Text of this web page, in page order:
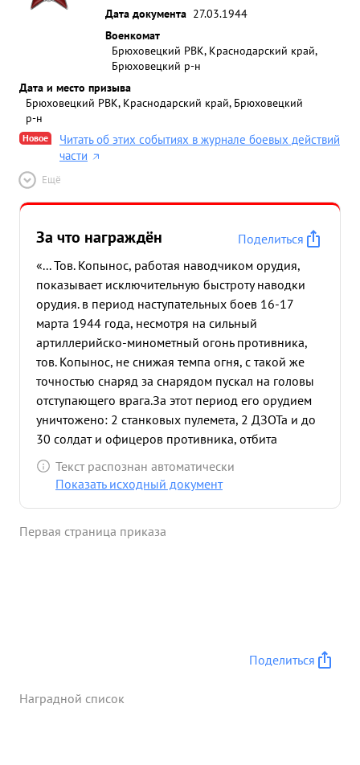
Дата документа 27.03.1944
Военкомат
Брюховецкий РВК, Краснодарский край,
Брюховецкий р-н
Дата и место призыва
Брюховецкий РВК, Краснодарский край, Брюховецкий
р-н
Новое
Читать об этих событиях в журнале боевых действий
части
Ещё
За что награждён
Поделиться
«... Тов. Копынос, работая наводчиком орудия,
показывает исключительную быстроту наводки
орудия. в период наступательных боев 16-17
марта 1944 года, несмотря на сильный
артиллерийско-минометный огонь противника,
тов. Копынос, не снижая темпа огня, с такой же
точностью снаряд за снарядом пускал на головы
отступающего врага.За этот период его орудием
уничтожено: 2 станковых пулемета, 2 ДЗОТа и до
30 солдат и офицеров противника, отбита
контратака противника с большими для него
потерями. ...»
Текст распознан автоматически
Показать исходный документ
Первая страница приказа
Поделиться
Наградной список